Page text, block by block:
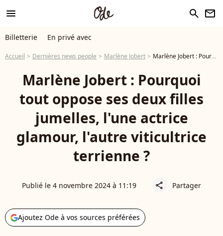
menu search newsletter
Billetterie En privé avec
Accueil Dernières news people Marlène Jobert Marlène Jobert : Pourquoi tout oppose ses deux filles jumelles, l'une actrice glamour, l'autre viticultrice terrienne ?
Marlène Jobert : Pourquoi
tout oppose ses deux filles
jumelles, l'une actrice
glamour, l'autre viticultrice
terrienne ?
Publié le 4 novembre 2024 à 11:19 share Partager
Ajoutez Ode à vos sources préférées